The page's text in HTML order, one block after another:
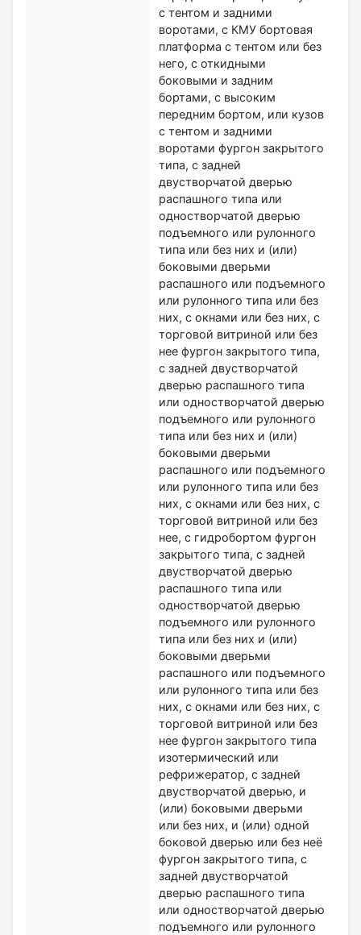
с тентом и задними
воротами, с КМУ бортовая
платформа с тентом или без
него, с откидными
боковыми и задним
бортами, с высоким
передним бортом, или кузов
с тентом и задними
воротами фургон закрытого
типа, с задней
двустворчатой дверью
распашного типа или
одностворчатой дверью
подъемного или рулонного
типа или без них и (или)
боковыми дверьми
распашного или подъемного
или рулонного типа или без
них, с окнами или без них, с
торговой витриной или без
нее фургон закрытого типа,
с задней двустворчатой
дверью распашного типа
или одностворчатой дверью
подъемного или рулонного
типа или без них и (или)
боковыми дверьми
распашного или подъемного
или рулонного типа или без
них, с окнами или без них, с
торговой витриной или без
нее, с гидробортом фургон
закрытого типа, с задней
двустворчатой дверью
распашного типа или
одностворчатой дверью
подъемного или рулонного
типа или без них и (или)
боковыми дверьми
распашного или подъемного
или рулонного типа или без
них, с окнами или без них, с
торговой витриной или без
нее фургон закрытого типа
изотермический или
рефрижератор, с задней
двустворчатой дверью, и
(или) боковыми дверьми
или без них, и (или) одной
боковой дверью или без неё
фургон закрытого типа, с
задней двустворчатой
дверью распашного типа
или одностворчатой дверью
подъемного или рулонного